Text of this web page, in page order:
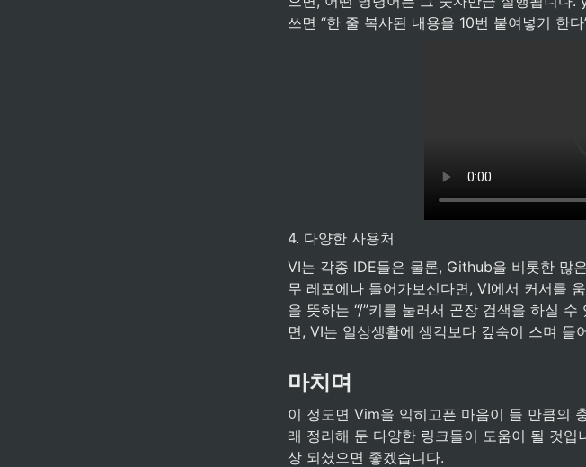
쓰면 “한 줄 복사된 내용을 10번 붙여넣기 한
4. 다양한 사용처
VI는 각종 IDE들은 물론, Github을 비롯한 많
무 레포에나 들어가보신다면, VI에서 커서를
을 뜻하는 “/”키를 눌러서 곧장 검색을 하실
면, VI는 일상생활에 생각보다 깊숙이 스며 들
마치며
이 정도면 Vim을 익히고픈 마음이 들 만큼의
래 정리해 둔 다양한 링크들이 도움이 될 것
상 되셨으면 좋겠습니다.